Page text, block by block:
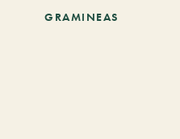
GRAMINEAS